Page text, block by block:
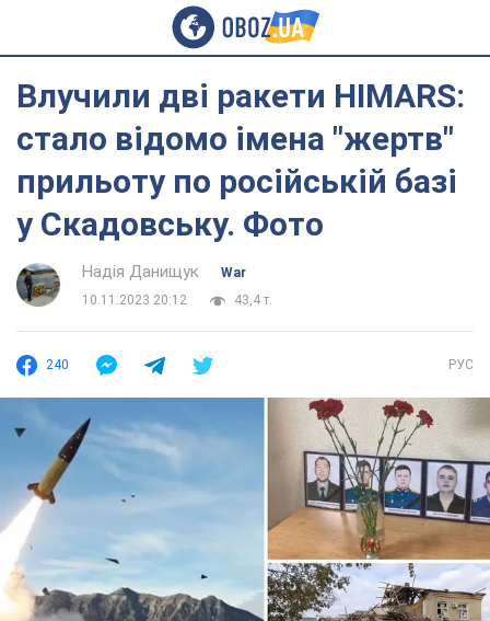
Влучили дві ракети HIMARS:
стало відомо імена "жертв"
прильоту по російській базі
у Скадовську. Фото
Надія Данищук
War
10.11.2023 20:12
43,4 т.
240 РУС